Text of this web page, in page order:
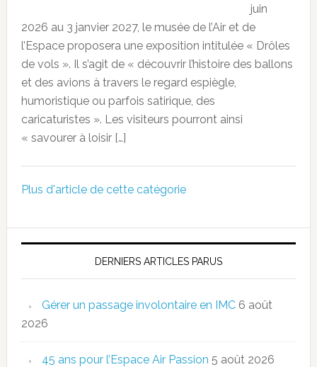
juin
2026 au 3 janvier 2027, le musée de l’Air et de
l’Espace proposera une exposition intitulée « Drôles
de vols ». Il s’agit de « découvrir l’histoire des ballons
et des avions à travers le regard espiègle,
humoristique ou parfois satirique, des
caricaturistes ». Les visiteurs pourront ainsi
« savourer à loisir […]
Plus d'article de cette catégorie
DERNIERS ARTICLES PARUS
Gérer un passage involontaire en IMC 6 août
2026
45 ans pour l’Espace Air Passion 5 août 2026